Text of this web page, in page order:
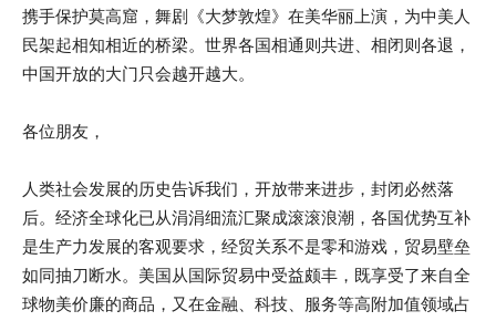
携手保护莫高窟，舞剧《大梦敦煌》在美华丽上演，为中美人
民架起相知相近的桥梁。世界各国相通则共进、相闭则各退，
中国开放的大门只会越开越大。
各位朋友，
人类社会发展的历史告诉我们，开放带来进步，封闭必然落
后。经济全球化已从涓涓细流汇聚成滚滚浪潮，各国优势互补
是生产力发展的客观要求，经贸关系不是零和游戏，贸易壁垒
如同抽刀断水。美国从国际贸易中受益颇丰，既享受了来自全
球物美价廉的商品，又在金融、科技、服务等高附加值领域占